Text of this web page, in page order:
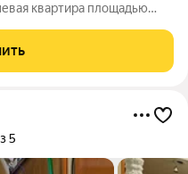
квартира площадью
5